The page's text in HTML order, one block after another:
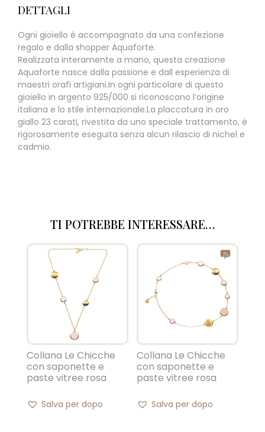
DETTAGLI
Ogni gioiello è accompagnato da una confezione
regalo e dalla shopper Aquaforte.
Realizzata interamente a mano, questa creazione
Aquaforte nasce dalla passione e dall esperienza di
maestri orafi artigiani.In ogni particolare di questo
gioiello in argento 925/000 si riconoscono l’origine
italiana e lo stile internazionale.La placcatura in oro
giallo 23 carati, rivestita da uno speciale trattamento, è
rigorosamente eseguita senza alcun rilascio di nichel e
cadmio.
TI POTREBBE INTERESSARE…
Collana Le Chicche
con saponette e
paste vitree rosa
Salva per dopo
Collana Le Chicche
con saponette e
paste vitree rosa
Salva per dopo